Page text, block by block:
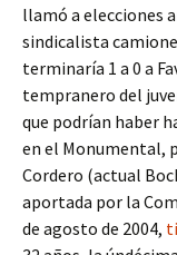
llamó a elecciones
sindicalista
terminaría 1 a 0 a
tempranero del
que podrían haber
en el Monumental,
Cordero (actual
aportada por la
de agosto de 2004,